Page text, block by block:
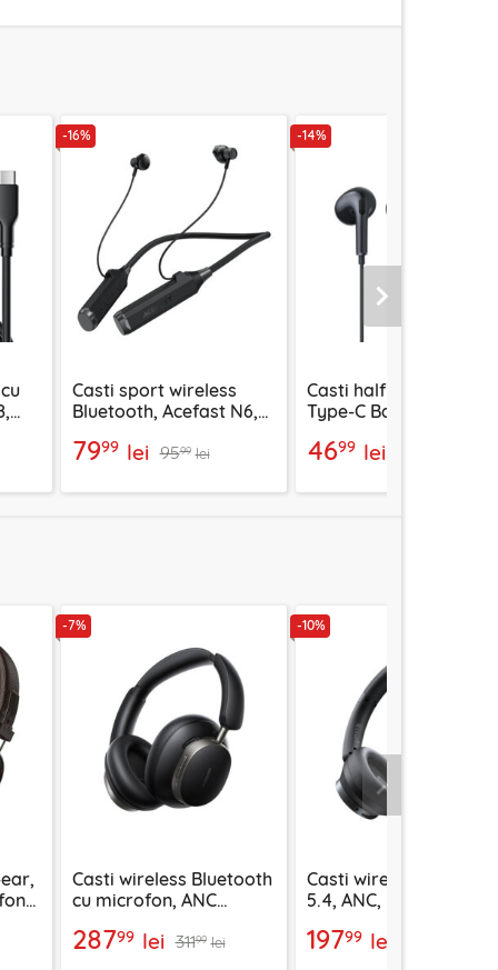
-16%
Casti sport wireless
Bluetooth, Acefast N6,
7999 lei 9599 lei
-14%
Casti half-in-ear cu fir
Type-C Baseus Encok
4699 lei
-7%
Casti wireless Bluetooth
cu microfon, ANC
28799 lei 31199 lei
-10%
Casti wireless
5.4, ANC, Mcdodo T03
19799 lei